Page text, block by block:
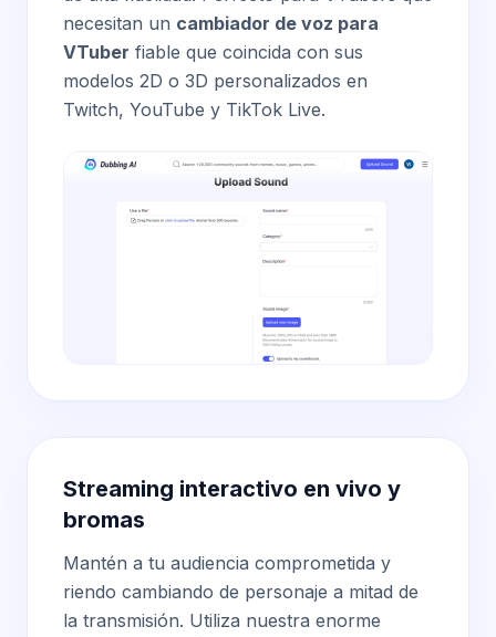
necesitan un cambiador de voz para
VTuber fiable que coincida con sus
modelos 2D o 3D personalizados en
Twitch, YouTube y TikTok Live.
Streaming interactivo en vivo y
bromas
Mantén a tu audiencia comprometida y
riendo cambiando de personaje a mitad de
la transmisión. Utiliza nuestra enorme